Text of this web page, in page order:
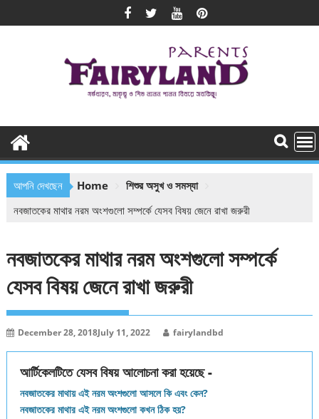
to
আপনি দেখছেন Home
শিশুর অসুখ ও সমস্যা
নবজাতকের মাথার নরম অংশগুলো সম্পর্কে যেসব বিষয় জেনে রাখা জরুরী
নবজাতকের মাথার নরম অংশগুলো সম্পর্কে
যেসব বিষয় জেনে রাখা জরুরী
December 28, 2018July 11, 2022 fairylandbd
আর্টিকেলটিতে যেসব বিষয় আলোচনা করা হয়েছে -
নবজাতকের মাথায় এই নরম অংশগুলো আসলে কি এবং কেন?
নবজাতকের মাথার এই নরম অংশগুলো কখন ঠিক হয়?